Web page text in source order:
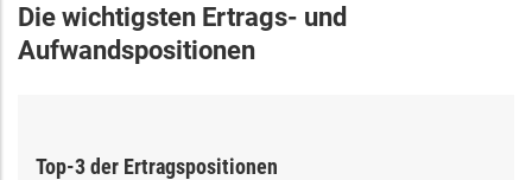
Die wichtigsten Ertrags- und
Aufwandspositionen
Top-3 der Ertragspositionen